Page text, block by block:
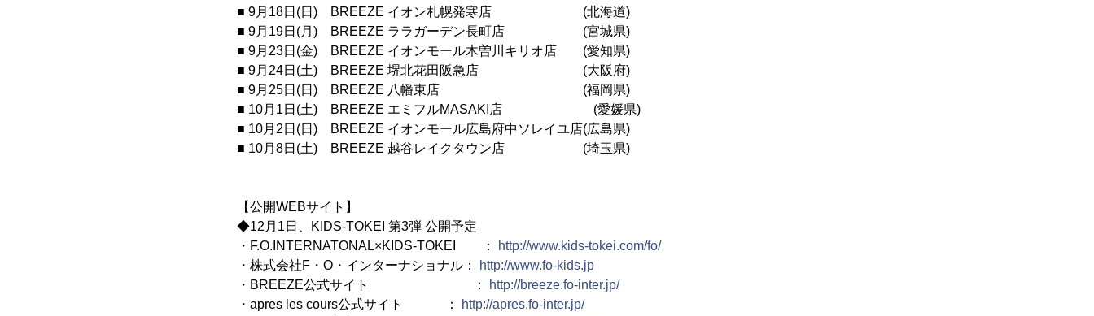
■ 9月18日(日) BREEZE イオン札幌発寒店 (北海道)
■ 9月19日(月) BREEZE ララガーデン長町店 (宮城県)
■ 9月23日(金) BREEZE イオンモール木曽川キリオ店 (愛知県)
■ 9月24日(土) BREEZE 堺北花田阪急店 (大阪府)
■ 9月25日(日) BREEZE 八幡東店 (福岡県)
■ 10月1日(土) BREEZE エミフルMASAKI店 (愛媛県)
■ 10月2日(日) BREEZE イオンモール広島府中ソレイユ店(広島県)
■ 10月8日(土) BREEZE 越谷レイクタウン店 (埼玉県)
【公開WEBサイト】
◆12月1日、KIDS-TOKEI 第3弾 公開予定
・F.O.INTERNATONAL×KIDS-TOKEI ：
http://www.kids-tokei.com/fo/
・株式会社F・O・インターナショナル：
http://www.fo-kids.jp
・BREEZE公式サイト ：
http://breeze.fo-inter.jp/
・apres les cours公式サイト ：
http://apres.fo-inter.jp/